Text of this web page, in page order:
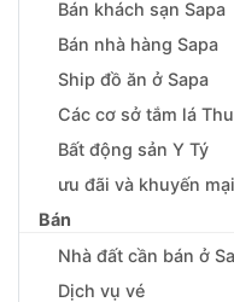
Bán khách sạn Sapa
Bán nhà hàng Sapa
Ship đồ ăn ở Sapa
Các cơ sở tắm lá
Bất động sản Y Tý
ưu đãi và khuyến mại
Bán
Nhà đất cần bán ở
Dịch vụ vé